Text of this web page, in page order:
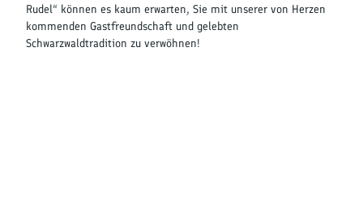
Rudel“ können es kaum erwarten, Sie mit unserer von Herzen
kommenden Gastfreundschaft und gelebten
Schwarzwaldtradition zu verwöhnen!